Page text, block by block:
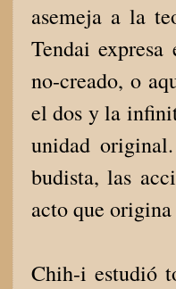
asemeja a la
Tendai
no-creado, o
el dos y la
unidad
budista, las
acto que
Chih-i estudió